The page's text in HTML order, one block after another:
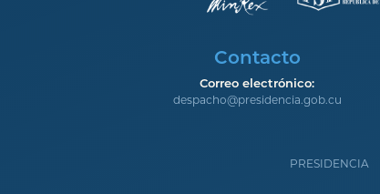
Contacto
Correo electrónico:
despacho@presidencia.gob.cu
PRESIDENCIA